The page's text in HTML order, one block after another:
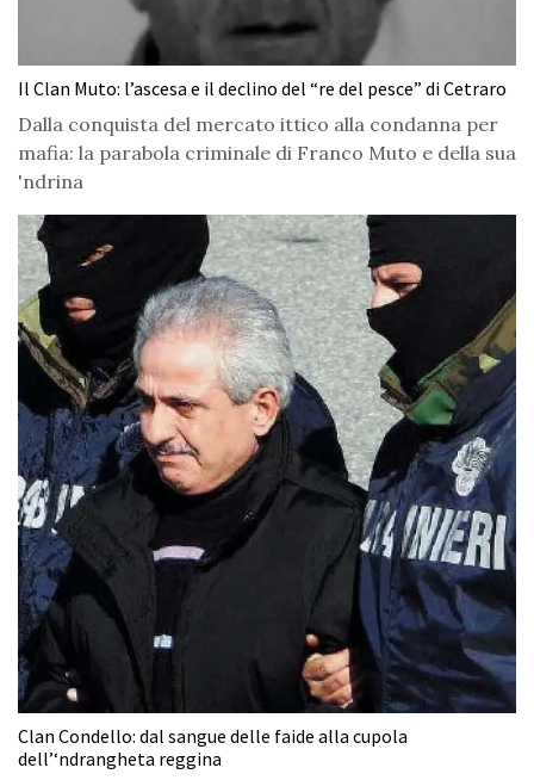
Il Clan Muto: l’ascesa e il declino del “re del pesce” di Cetraro
Dalla conquista del mercato ittico alla condanna per
mafia: la parabola criminale di Franco Muto e della sua
'ndrina
Clan Condello: dal sangue delle faide alla cupola
dell’‘ndrangheta reggina